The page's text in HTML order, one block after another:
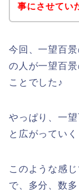
事にさせてい
今回、一望百
の人が一望百
ことでした♪
やっぱり、一
と広がってい
このような感
で、多分、数